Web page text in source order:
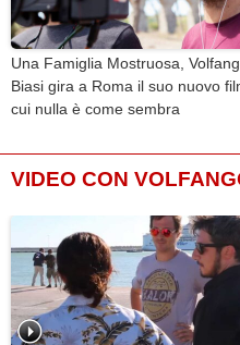
Una Famiglia Mostruosa,
Biasi gira a Roma il suo nuovo
cui nulla è come sembra
VIDEO CON